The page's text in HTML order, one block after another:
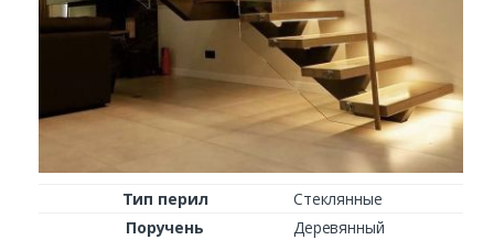
Тип перил
Стеклянные
Поручень
Деревянный